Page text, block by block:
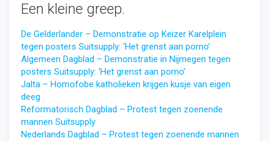
Een kleine greep.
De Gelderlander – Demonstratie op Keizer Karelplein
tegen posters Suitsupply: ‘Het grenst aan porno’
Algemeen Dagblad – Demonstratie in Nijmegen tegen
posters Suitsupply: ‘Het grenst aan porno’
Jalta – Homofobe katholieken krijgen kusje van eigen
deeg
Reformatorisch Dagblad – Protest tegen zoenende
mannen Suitsupply
Nederlands Dagblad – Protest tegen zoenende mannen